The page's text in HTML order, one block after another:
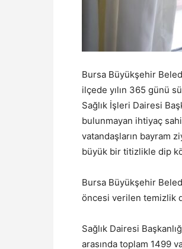
Bursa Büyükşehir
ilçede yılın 365 günü
Sağlık İşleri Dairesi
bulunmayan ihtiyaç
vatandaşların bayram
büyük bir titizlikle dip
Bursa Büyükşehir
öncesi verilen temizlik
Sağlık Dairesi
arasında toplam 1499